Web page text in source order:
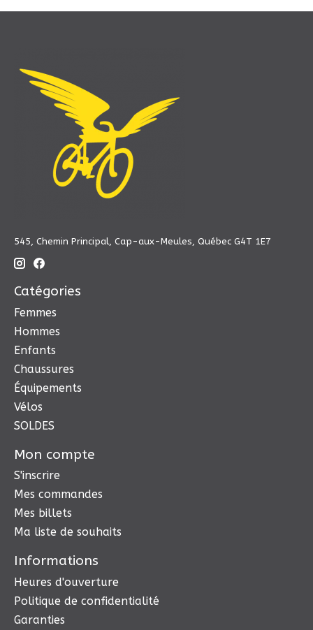
545, Chemin Principal, Cap-aux-Meules, Québec G4T 1E7
Catégories
Femmes
Hommes
Enfants
Chaussures
Équipements
Vélos
SOLDES
Mon compte
S'inscrire
Mes commandes
Mes billets
Ma liste de souhaits
Informations
Heures d'ouverture
Politique de confidentialité
Garanties